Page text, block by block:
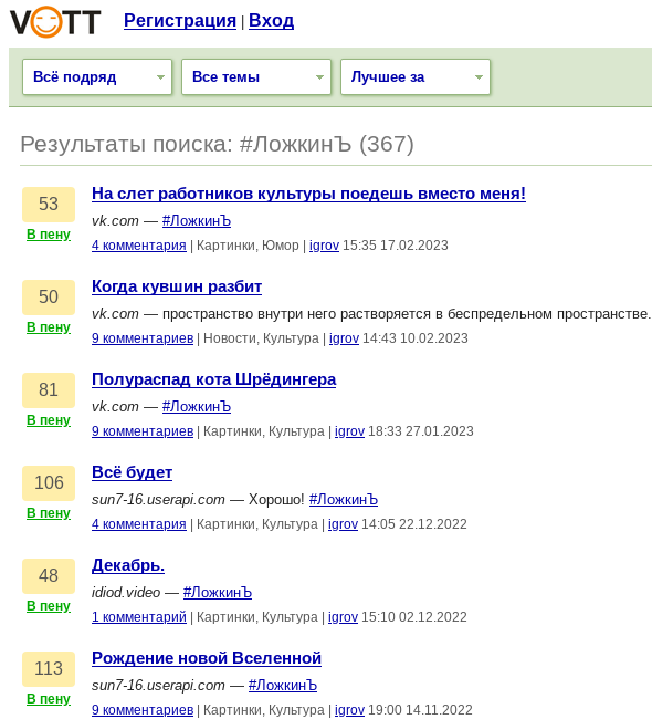
Регистрация Вход
Всё подряд Все темы Лучшее за
Результаты поиска: #ЛожкинЪ (367)
53
В пену
На слет работников культуры поедешь вместо меня!
vk.com — #ЛожкинЪ
4 комментария Картинки, Юмор igrov 15:35 17.02.2023
50
В пену
Когда кувшин разбит
vk.com — пространство внутри него растворяется в беспредельном пространстве.
9 комментариев Новости, Культура igrov 14:43 10.02.2023
81
В пену
Полураспад кота Шрёдингера
vk.com — #ЛожкинЪ
9 комментариев Картинки, Культура igrov 18:33 27.01.2023
106
В пену
Всё будет
sun7-16.userapi.com — Хорошо! #ЛожкинЪ
4 комментария Картинки, Культура igrov 14:05 22.12.2022
48
В пену
Декабрь.
idiod.video — #ЛожкинЪ
1 комментарий Картинки, Культура igrov 15:10 02.12.2022
113
В пену
Рождение новой Вселенной
sun7-16.userapi.com — #ЛожкинЪ
9 комментариев Картинки, Культура igrov 19:00 14.11.2022